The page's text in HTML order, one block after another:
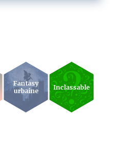
Fantasy
urbaine
Inclassable